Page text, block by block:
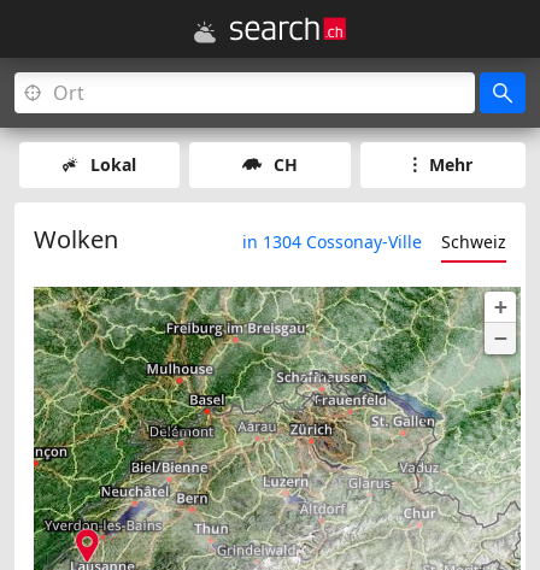
Lokal CH Mehr
Wolken in 1304 Cossonay-Ville Schweiz
+
−